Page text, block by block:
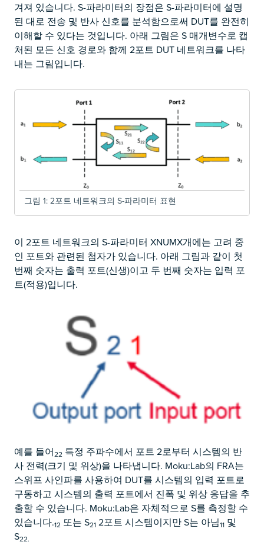
겨져 있습니다. S-파라미터의 장점은 S-파라미터에 설명
된 대로 전송 및 반사 신호를 분석함으로써 DUT를 완전히
이해할 수 있다는 것입니다. 아래 그림은 S 매개변수로 캡
처된 모든 신호 경로와 함께 2포트 DUT 네트워크를 나타
내는 그림입니다.
그림 1: 2포트 네트워크의 S-파라미터 표현
이 2포트 네트워크의 S-파라미터 XNUMX개에는 고려 중
인 포트와 관련된 첨자가 있습니다. 아래 그림과 같이 첫
번째 숫자는 출력 포트(신생)이고 두 번째 숫자는 입력 포
트(적용)입니다.
예를 들어22 특정 주파수에서 포트 2로부터 시스템의 반
사 전력(크기 및 위상)을 나타냅니다. Moku:Lab의 FRA는
스위프 사인파를 사용하여 DUT를 시스템의 입력 포트로
구동하고 시스템의 출력 포트에서 진폭 및 위상 응답을 추
출할 수 있습니다. Moku:Lab은 자체적으로 S를 측정할 수
있습니다.12 또는 S21 2포트 시스템이지만 S는 아님11 및
S22.